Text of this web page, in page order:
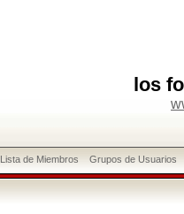
los
Lista de Miembros Grupos de Usuarios